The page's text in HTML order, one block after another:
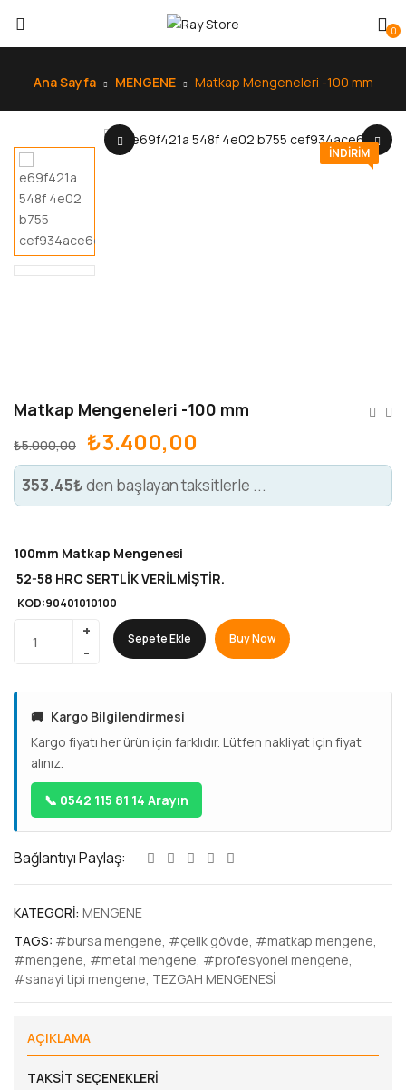
0
Ana Sayfa MENGENE Matkap Mengeneleri -100 mm
INDIRIM
Matkap Mengeneleri -100 mm
₺5.000,00 ₺3.400,00
353.45₺den başlayan taksitlerle ...
100mm Matkap Mengenesi
52-58 HRC SERTLİK VERİLMİŞTİR.
KOD:90401010100
Sepete Ekle Buy Now
🚚 Kargo Bilgilendirmesi
Kargo fiyatı her ürün için farklıdır. Lütfen nakliyat için fiyat
alınız.
📞 0542 115 81 14 Arayın
Bağlantıyı Paylaş:
KATEGORI: MENGENE
TAGS: #bursa mengene, #çelik gövde, #matkap mengene,
#mengene, #metal mengene, #profesyonel mengene,
#sanayi tipi mengene, TEZGAH MENGENESİ
AÇIKLAMA
TAKSIT SEÇENEKLERI